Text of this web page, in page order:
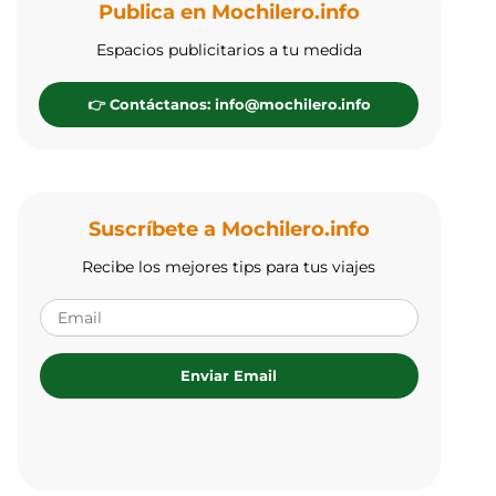
Publica en Mochilero.info
Espacios publicitarios a tu medida
👉 Contáctanos: info@mochilero.info
Suscríbete a Mochilero.info
Recibe los mejores tips para tus viajes
Enviar Email